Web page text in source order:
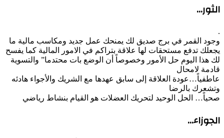
الثور…
.
وجود القمر في برج صديق لك يمنحك عمل جديد ومكاسب مالية ما
يجعلك تدفع مستحقات لها علاقة بتراكم في الامور المالية كما يفسح
لك هذا اليوم حل الأمور وخصوصاً أن الوضع بات محتدما” والتسوية
قادمة لامحال
عاطفياً…عودة العلاقة إلى سابق عهدها مع الشريك والأجواء هادئه
وتشعرك بالرضا
صحياً… الحل الوحيد لتحريك العضلات هو القيام بنشاط رياضي
الجوزاء…